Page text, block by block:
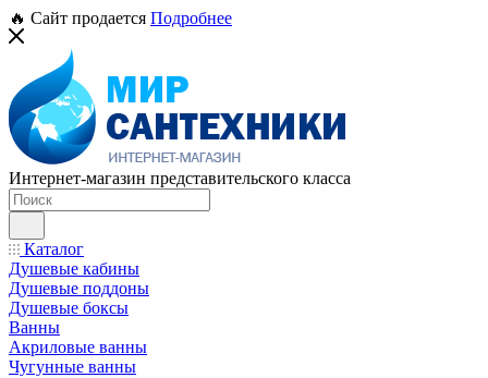
🔥 Сайт продается Подробнее
Интернет-магазин представительского класса
Каталог
Душевые кабины
Душевые поддоны
Душевые боксы
Ванны
Акриловые ванны
Чугунные ванны